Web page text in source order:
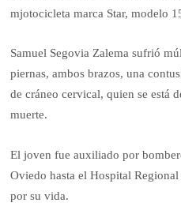
mjotocicleta marca Star, modelo
Samuel Segovia Zalema sufrió
piernas, ambos brazos, una
de cráneo cervical, quien se está
muerte.
El joven fue auxiliado por
Oviedo hasta el Hospital
por su vida.